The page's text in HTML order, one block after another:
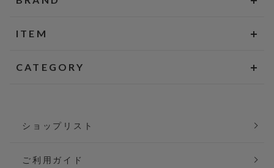
ITEM
CATEGORY
ショップリスト
ご利用ガイド